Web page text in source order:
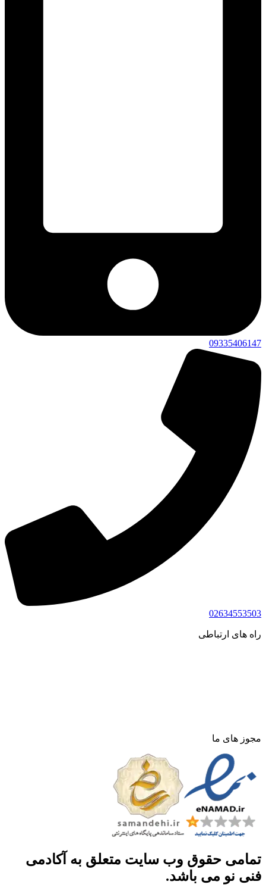
09335406147
02634553503
راه های ارتباطی
مجوز های ما
تمامی حقوق وب سایت متعلق به آکادمی
فنی نو می باشد.